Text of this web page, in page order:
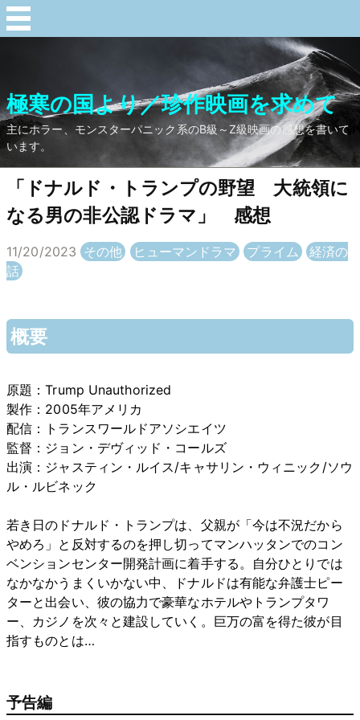
極寒の国より／珍作映画を求めて
主にホラー、モンスターパニック系のB級～Z級映画の感想を書いて
います。
「ドナルド・トランプの野望 大統領に
なる男の非公認ドラマ」 感想
11/20/2023 その他 ヒューマンドラマ プライム
経済の
話
概要
原題：Trump Unauthorized
製作：2005年アメリカ
配信：トランスワールドアソシエイツ
監督：ジョン・デヴィッド・コールズ
出演：ジャスティン・ルイス/キャサリン・ウィニック/ソウ
ル・ルビネック
若き日のドナルド・トランプは、父親が「今は不況だから
やめろ」と反対するのを押し切ってマンハッタンでのコン
ベンションセンター開発計画に着手する。自分ひとりでは
なかなかうまくいかない中、ドナルドは有能な弁護士ピー
ターと出会い、彼の協力で豪華なホテルやトランプタワ
ー、カジノを次々と建設していく。巨万の富を得た彼が目
指すものとは…
予告編